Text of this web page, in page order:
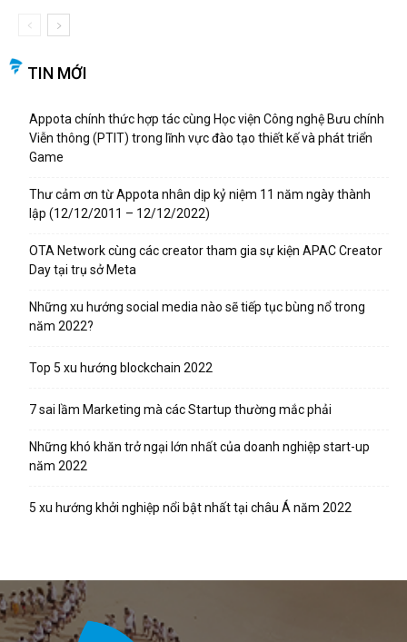
TIN MỚI
Appota chính thức hợp tác cùng Học viện Công nghệ Bưu chính
Viễn thông (PTIT) trong lĩnh vực đào tạo thiết kế và phát triển
Game
Thư cảm ơn từ Appota nhân dịp kỷ niệm 11 năm ngày thành
lập (12/12/2011 – 12/12/2022)
OTA Network cùng các creator tham gia sự kiện APAC Creator
Day tại trụ sở Meta
Những xu hướng social media nào sẽ tiếp tục bùng nổ trong
năm 2022?
Top 5 xu hướng blockchain 2022
7 sai lầm Marketing mà các Startup thường mắc phải
Những khó khăn trở ngại lớn nhất của doanh nghiệp start-up
năm 2022
5 xu hướng khởi nghiệp nổi bật nhất tại châu Á năm 2022